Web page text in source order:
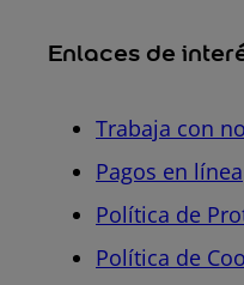
Enlaces de
Trabaja con
Pagos en línea
Política de
Política de